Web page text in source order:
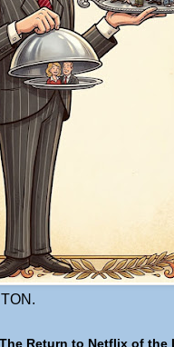
Return to Netflix of